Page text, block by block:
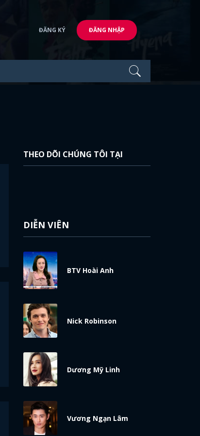
ĐĂNG KÝ ĐĂNG NHẬP
THEO DÕI CHÚNG TÔI TẠI
DIỄN VIÊN
BTV Hoài Anh
Nick Robinson
Dương Mỹ Linh
Vương Ngạn Lâm